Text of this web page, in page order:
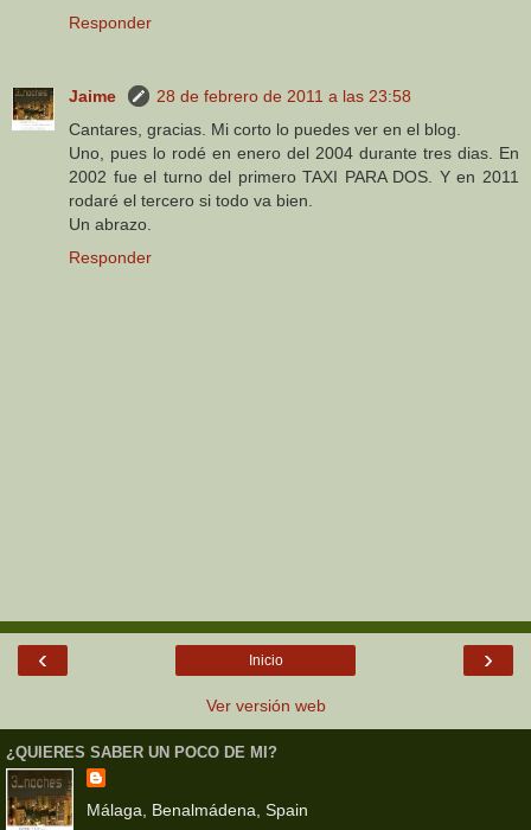
Responder
Jaime
28 de febrero de 2011 a las 23:58
Cantares, gracias. Mi corto lo puedes ver en el blog.
Uno, pues lo rodé en enero del 2004 durante tres dias. En
2002 fue el turno del primero TAXI PARA DOS. Y en 2011
rodaré el tercero si todo va bien.
Un abrazo.
Responder
‹ ›
Inicio
Ver versión web
¿QUIERES SABER UN POCO DE MI?
Málaga, Benalmádena, Spain